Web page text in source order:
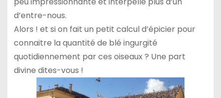
d’entre-nous.
Alors ! et si on fait un petit calcul d’épicier pour
connaitre la quantité de blé ingurgité
quotidiennement par ces oiseaux ? Une part
divine dites-vous !